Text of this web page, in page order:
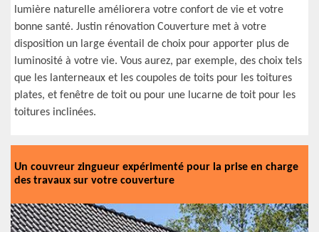
lumière naturelle améliorera votre confort de vie et votre
bonne santé. Justin rénovation Couverture met à votre
disposition un large éventail de choix pour apporter plus de
luminosité à votre vie. Vous aurez, par exemple, des choix tels
que les lanterneaux et les coupoles de toits pour les toitures
plates, et fenêtre de toit ou pour une lucarne de toit pour les
toitures inclinées.
Un couvreur zingueur expérimenté pour la prise en charge
des travaux sur votre couverture